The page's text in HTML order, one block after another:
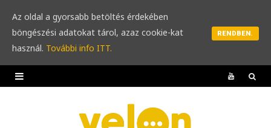
Y
Az oldal a gyorsabb betöltés érdekében
böngészési adatokat tárol, azaz cookie-kat
használ. További info ITT.
RENDBEN.